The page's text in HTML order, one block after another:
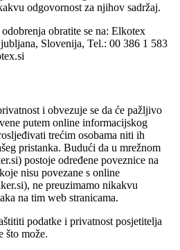
odgovornost za njihov sadržaj.
obratite se na: Elkotex
Slovenija, Tel.: 00 386 1 583
i obvezuje se da će pažljivo
putem online informacijskog
trećim osobama niti ih
pristanka. Budući da u mrežnom
postoje određene poveznice na
nisu povezane s online
ne preuzimamo nikakvu
na tim web stranicama.
podatke i privatnost posjetitelja
što može.